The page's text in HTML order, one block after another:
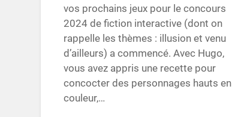
vos prochains jeux pour le concours
2024 de fiction interactive (dont on
rappelle les thèmes : illusion et venu
d’ailleurs) a commencé. Avec Hugo,
vous avez appris une recette pour
concocter des personnages hauts en
couleur,…